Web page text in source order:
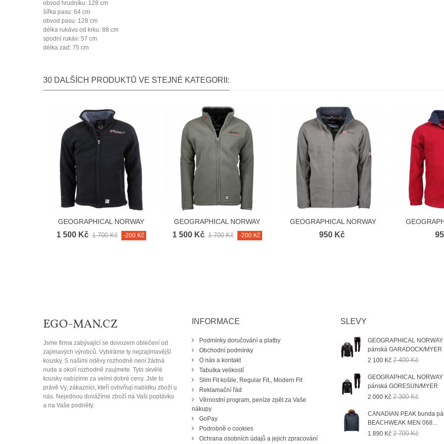
obvod hrudníku: 128 cm
šířka pasu: 64 cm
obvod pasu: 128 cm
délka rukávu od krku: 88 cm
spodní rukáv: 57 cm
délka zad: 75 cm
30 DALŠÍCH PRODUKTŮ VE STEJNÉ KATEGORII:
GEOGRAPHICAL NORWAY
mikina...
1 500 Kč 1 700 Kč -200 Kč
GEOGRAPHICAL NORWAY
mikina...
1 500 Kč 1 700 Kč -200 Kč
GEOGRAPHICAL NORWAY
mikina...
950 Kč
EGO-MAN.CZ
Jsme firma zabývající se dovozem oblečení od
zajímavých výrobců. Vybíráme ty nejzajímavější
kousky. S našimi oděvy rozhodně není žádná
nuda a okolí rozhodně zaujmete. Tyto skvělé
kousky nabízíme za velmi dobré ceny. Jste to
právě Vy, zákazníci, kteří ovlivňují nabídku zboží u
nás. Nejednou dovážíme zboží na Vaši poptávku
a na Vaše podněty.
INFORMACE
Podmínky doručování a platby
Obchodní podmínky
O nás a kontakt
Tabulka velikostí
Slim Fit košile, Regular Fit,, Modern Fit
Reklamační řád
Věrnostní program, peníze zpět za Vaše
nákupy
GoPay
Podrobně o cookies
Ochrana osobních údajů a jejich zpracování
SLEVY
GEOGRAPHICAL
pánská GARADOCK/MYER
2 100 Kč 2 400 Kč
GEOGRAPHICAL
pánská GORESUN/MYER
2 000 Kč 2 300 Kč
CANADIAN PEAK bunda
BEACHWEAK MEN 068...
1 890 Kč 2 700 Kč